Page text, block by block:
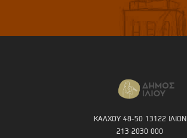
ΚΑΛΧΟΥ 48-50 13122 ΙΛΙΟΝ
213 2030 000